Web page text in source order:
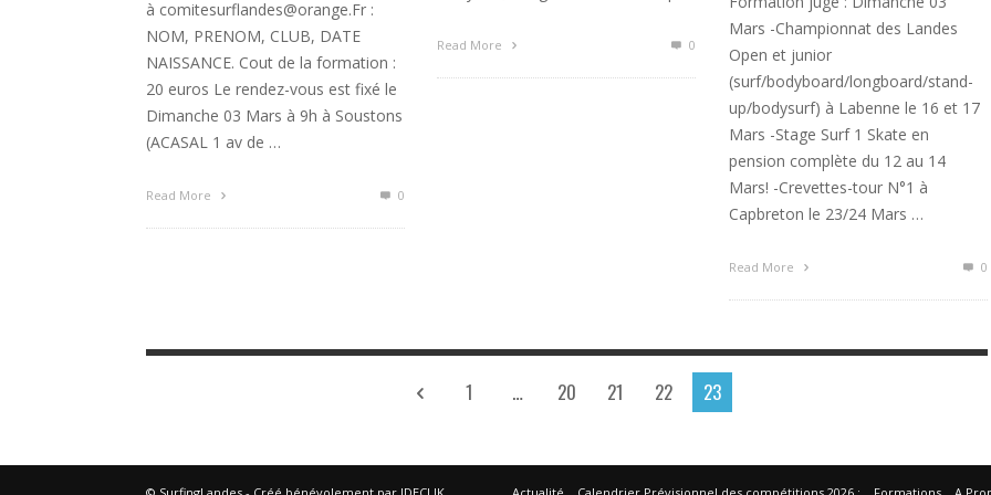
Read More 0
à comitesurflandes@orange.Fr :
NOM, PRENOM, CLUB, DATE
NAISSANCE. Cout de la formation :
20 euros Le rendez-vous est fixé le
Dimanche 03 Mars à 9h à Soustons
(ACASAL 1 av de …
Read More 0
Mars -Championnat des Landes
Open et junior
(surf/bodyboard/longboard/stand-
up/bodysurf) à Labenne le 16 et 17
Mars -Stage Surf 1 Skate en
pension complète du 12 au 14
Mars! -Crevettes-tour N°1 à
Capbreton le 23/24 Mars …
Read More 0
1 … 20 21 22 23